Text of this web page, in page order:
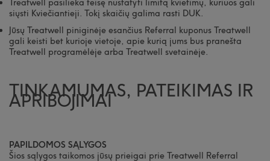
Treatwell pasilieka teisę nustatyti limitą kvietimų, kuriuos gali
siųsti Kviečiantieji. Tokį skaičių galima rasti DUK.
Jūsų Treatwell piniginėje esančius Referral kuponus Treatwell
gali keisti bet kurioje vietoje, apie kurią jums bus pranešta
Treatwell programėlėje arba Treatwell svetainėje.
TINKAMUMAS, PATEIKIMAS IR
APRIBOJIMAI
PAPILDOMOS SĄLYGOS
Šios sąlygos taikomos jūsų prieigai prie Treatwell Referral